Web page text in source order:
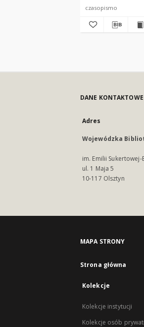
czasopismo
DANE KONTAKTOWE
Adres
Wojewódzka
im. Emilii
ul. 1 Maja 5
10-117 Olsztyn
MAPA STRONY
Strona główna
Kolekcje
Kolekcje instytucji
Kolekcje osób